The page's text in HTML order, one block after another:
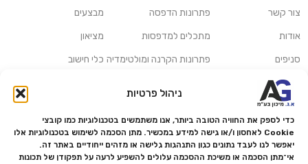
ניהול פרטיות
כדי לספק את החוויה הטובה ביותר, אנו משתמשים בטכנולוגיות כמו קובצי
Cookie לאחסון ו/או גישה למידע במכשיר. מתן הסכמה לשימוש בטכנולוגיות אלו
יאפשר לנו לעבד נתונים כגון התנהגות גלישה או מזהים ייחודיים באתר זה.
אי־מתן הסכמה או משיכת ההסכמה עלולים להשפיע לרעה על תפקודן של תכונות
צור קשר
אודות
סניפים
משלוחים ואיסוף עצמי
מדריכים ומאמרים
מותגים
מעבדת תיקונים
פתרונות הדפסה
מתכלים למדפסות
פתרונות הקרנה ומולטימדיה
פתרונות למגזר הרפואי
מבצעים
מציאון
כלי חישוב